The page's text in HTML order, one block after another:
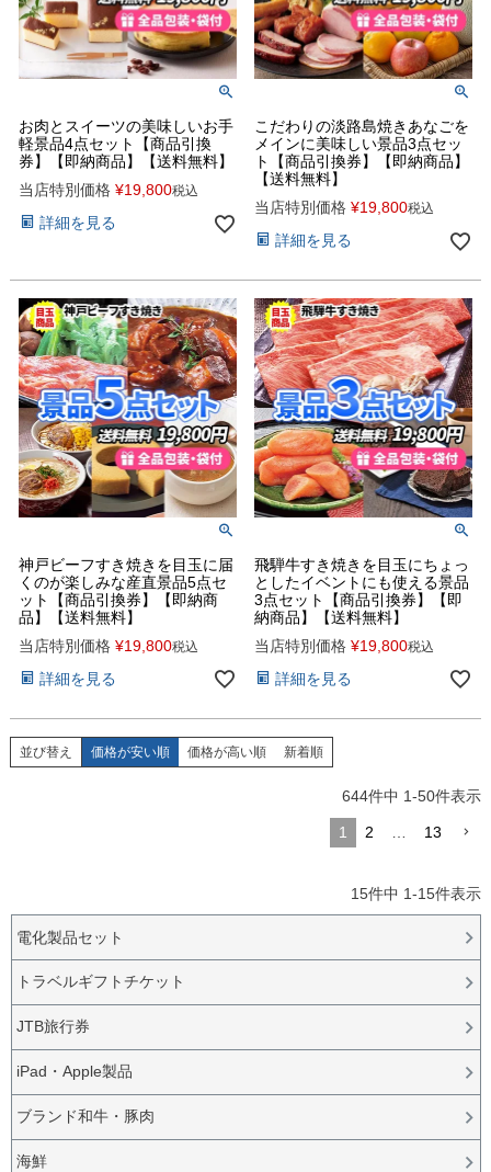
お肉とスイーツの美味しいお手
軽景品4点セット【商品引換
券】【即納商品】【送料無料】
当店特別価格 ¥19,800税込
詳細を見る
こだわりの淡路島焼きあなごを
メインに美味しい景品3点セッ
ト【商品引換券】【即納商品】
【送料無料】
当店特別価格 ¥19,800税込
詳細を見る
神戸ビーフすき焼きを目玉に届
くのが楽しみな産直景品5点セ
ット【商品引換券】【即納商
品】【送料無料】
当店特別価格 ¥19,800税込
詳細を見る
飛騨牛すき焼きを目玉にちょっ
としたイベントにも使える景品
3点セット【商品引換券】【即
納商品】【送料無料】
当店特別価格 ¥19,800税込
詳細を見る
並び替え 価格が安い順 価格が高い順 新着順
644件中 1-50件表示
1 2 13
15件中 1-15件表示
電化製品セット
トラベルギフトチケット
JTB旅行券
iPad・Apple製品
ブランド和牛・豚肉
海鮮